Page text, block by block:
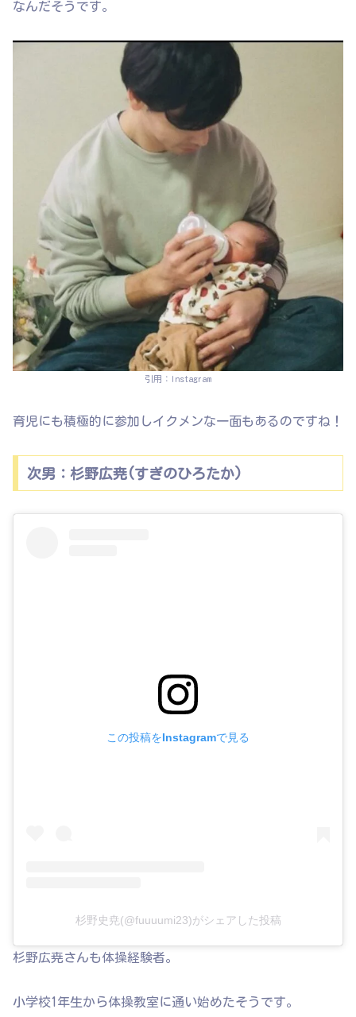
なんだそうです。
引用：Instagram
育児にも積極的に参加しイクメンな一面もあるのですね！
次男：杉野広尭(すぎのひろたか)
この投稿をInstagramで見る
杉野史尭(@fuuuumi23)がシェアした投稿
杉野広尭さんも体操経験者。
小学校1年生から体操教室に通い始めたそうです。